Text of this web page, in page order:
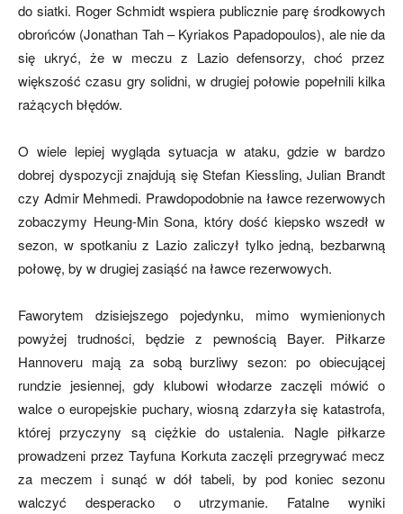
do siatki. Roger Schmidt wspiera publicznie parę środkowych
obrońców (Jonathan Tah – Kyriakos Papadopoulos), ale nie da
się ukryć, że w meczu z Lazio defensorzy, choć przez
większość czasu gry solidni, w drugiej połowie popełnili kilka
rażących błędów.
O wiele lepiej wygląda sytuacja w ataku, gdzie w bardzo
dobrej dyspozycji znajdują się Stefan Kiessling, Julian Brandt
czy Admir Mehmedi. Prawdopodobnie na ławce rezerwowych
zobaczymy Heung-Min Sona, który dość kiepsko wszedł w
sezon, w spotkaniu z Lazio zaliczył tylko jedną, bezbarwną
połowę, by w drugiej zasiąść na ławce rezerwowych.
Faworytem dzisiejszego pojedynku, mimo wymienionych
powyżej trudności, będzie z pewnością Bayer. Piłkarze
Hannoveru mają za sobą burzliwy sezon: po obiecującej
rundzie jesiennej, gdy klubowi włodarze zaczęli mówić o
walce o europejskie puchary, wiosną zdarzyła się katastrofa,
której przyczyny są ciężkie do ustalenia. Nagle piłkarze
prowadzeni przez Tayfuna Korkuta zaczęli przegrywać mecz
za meczem i sunąć w dół tabeli, by pod koniec sezonu
walczyć desperacko o utrzymanie. Fatalne wyniki